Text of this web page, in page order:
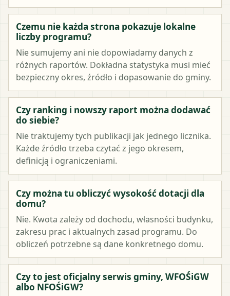
Czemu nie każda strona pokazuje lokalne
liczby programu?
Nie sumujemy ani nie dopowiadamy danych z
różnych raportów. Dokładna statystyka musi mieć
bezpieczny okres, źródło i dopasowanie do gminy.
Czy ranking i nowszy raport można dodawać
do siebie?
Nie traktujemy tych publikacji jak jednego licznika.
Każde źródło trzeba czytać z jego okresem,
definicją i ograniczeniami.
Czy można tu obliczyć wysokość dotacji dla
domu?
Nie. Kwota zależy od dochodu, własności budynku,
zakresu prac i aktualnych zasad programu. Do
obliczeń potrzebne są dane konkretnego domu.
Czy to jest oficjalny serwis gminy, WFOŚiGW
albo NFOŚiGW?